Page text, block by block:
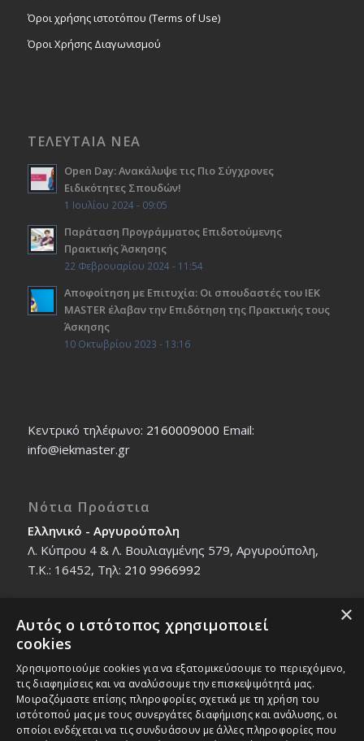
Όροι χρήσης ιστοτόπου (Terms of Use)
Όροι Χρήσης Διαγωνισμού
ΤΕΛΕΥΤΑΙΑ ΝΕΑ
Open Day: Ανακάλυψε τις Πιο Σύγχρονες
Ειδικότητες Σπουδών!
1 Ιουλίου 2024 - 09:05
Παράταση Προγράμματος Επιδοτούμενης
Πρακτικής Άσκησης
22 Φεβρουαρίου 2024 - 11:54
Αποφοίτηση με Επιτυχία: Οι σπουδαστές του ΙΕΚ
ΜΑSTER έλαβαν την Επιδότηση της Πρακτικής τους
Άσκησης
10 Οκτωβρίου 2023 - 13:16
Κεντρικό τηλέφωνο: 2160009000 Εmail:
info@iekmaster.gr
Νότια Προάστια
Ελληνικό - Αργυρούπολη
Λ. Κύπρου 4 & Λ. Βουλιαγμένης 579, Αργυρούπολη,
T.K.: 16452, Τηλ: 210 9966992
Βόρεια Προάστια
Νέο Ηράκλειο - Μαρούσι
Ζαλοκώστα 18 & Εμμανουήλ Παπαδάκη 12, T.K.:
14121, Τηλ:210 2712588
×
Αυτός ο ιστότοπος χρησιμοποιεί
cookies
Χρησιμοποιούμε cookies για να εξατομικεύσουμε το περιεχόμενο,
τις διαφημίσεις και να αναλύσουμε την επισκεψιμότητά μας.
Μοιραζόμαστε επίσης πληροφορίες σχετικά με τη χρήση του
ιστότοπού μας με τους συνεργάτες διαφήμισης και ανάλυσης, οι
οποίοι ενδέχεται να τις συνδυάσουν με άλλες πληροφορίες που